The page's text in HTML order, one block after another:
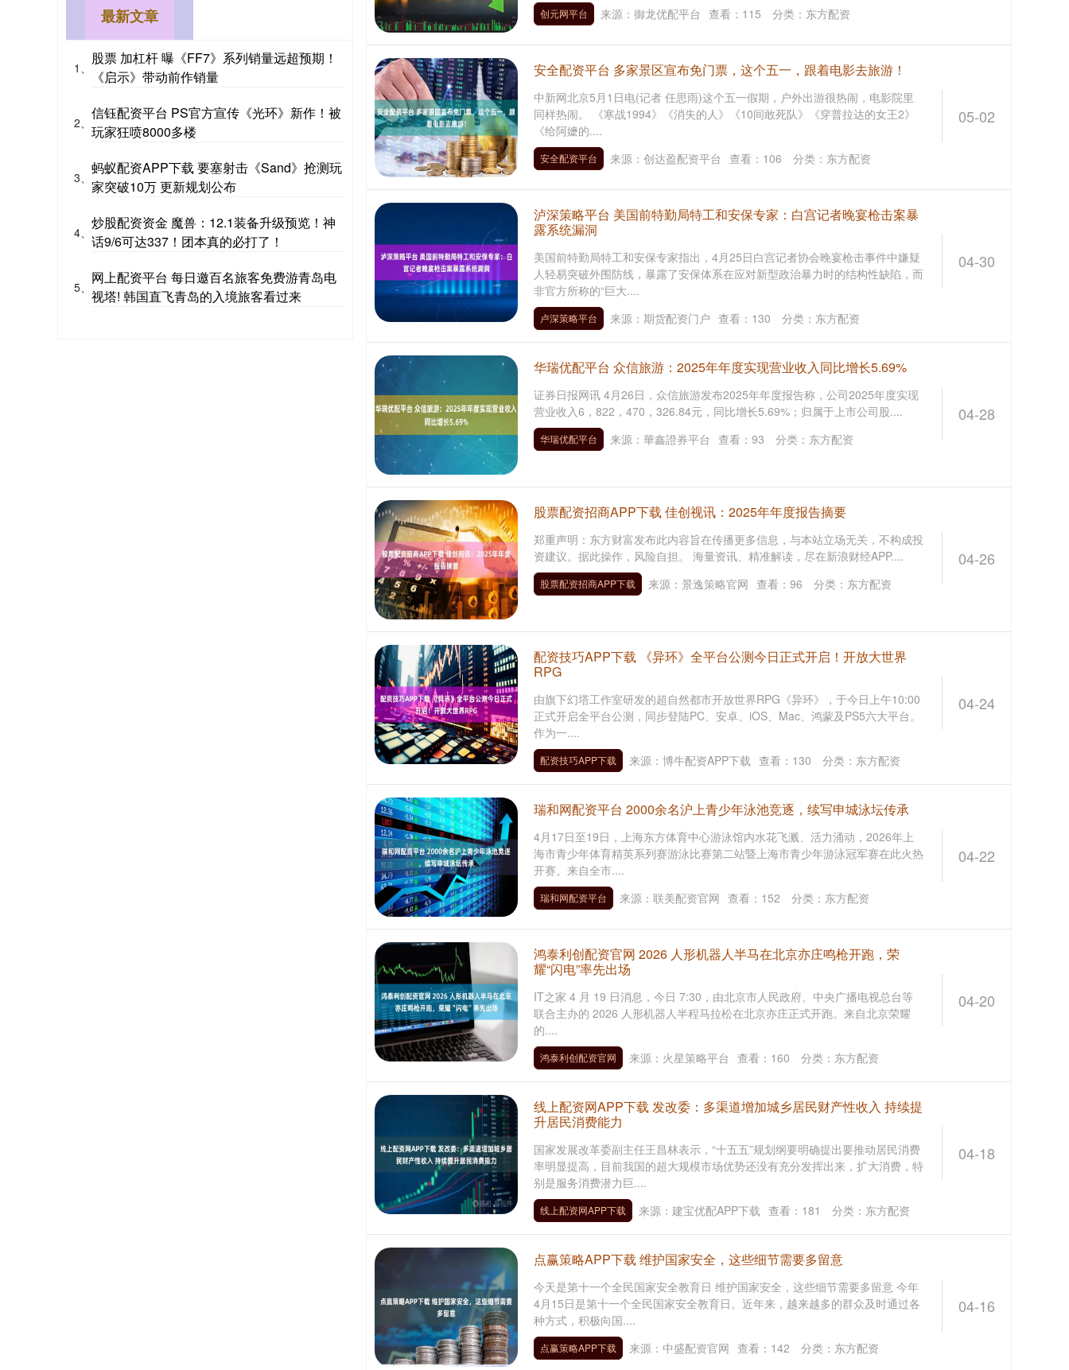
创元网平台 来源：御龙优配平台 查看： 115 分类： 东方配资
05-02
安全配资平台 多家景区宣布免门票，这个五一，跟着电影去旅游！
中新网北京5月1日电(记者 任思雨)这个五一假期，户外出游很热闹，电影院里
同样热闹。 《寒战1994》《消失的人》《10间敢死队》《穿普拉达的女王2》
《给阿嬷的....
安全配资平台 来源：创达盈配资平台 查看： 106 分类： 东方配资
04-30
泸深策略平台 美国前特勤局特工和安保专家：白宫记者晚宴枪击案暴
露系统漏洞
美国前特勤局特工和安保专家指出，4月25日白宫记者协会晚宴枪击事件中嫌疑
人轻易突破外围防线，暴露了安保体系在应对新型政治暴力时的结构性缺陷，而
非官方所称的“巨大....
卢深策略平台 来源：期货配资门户 查看： 130 分类： 东方配资
04-28
华瑞优配平台 众信旅游：2025年年度实现营业收入同比增长5.69%
证券日报网讯 4月26日，众信旅游发布2025年年度报告称，公司2025年度实现
营业收入6，822，470，326.84元，同比增长5.69%；归属于上市公司股....
华瑞优配平台 来源：華鑫證券平台 查看： 93 分类： 东方配资
04-26
股票配资招商APP下载 佳创视讯：2025年年度报告摘要
郑重声明：东方财富发布此内容旨在传播更多信息，与本站立场无关，不构成投
资建议。据此操作，风险自担。 海量资讯、精准解读，尽在新浪财经APP....
股票配资招商APP下载 来源：景逸策略官网 查看： 96 分类： 东方配资
04-24
配资技巧APP下载 《异环》全平台公测今日正式开启！开放大世界
RPG
由旗下幻塔工作室研发的超自然都市开放世界RPG《异环》，于今日上午10:00
正式开启全平台公测，同步登陆PC、安卓、iOS、Mac、鸿蒙及PS5六大平台。
作为一....
配资技巧APP下载 来源：博牛配资APP下载 查看： 130 分类： 东方配资
04-22
瑞和网配资平台 2000余名沪上青少年泳池竞逐，续写申城泳坛传承
4月17日至19日，上海东方体育中心游泳馆内水花飞溅、活力涌动，2026年上
海市青少年体育精英系列赛游泳比赛第二站暨上海市青少年游泳冠军赛在此火热
开赛。来自全市....
瑞和网配资平台 来源：联美配资官网 查看： 152 分类： 东方配资
04-20
鸿泰利创配资官网 2026 人形机器人半马在北京亦庄鸣枪开跑，荣
耀“闪电”率先出场
IT之家 4 月 19 日消息，今日 7:30，由北京市人民政府、中央广播电视总台等
联合主办的 2026 人形机器人半程马拉松在北京亦庄正式开跑。来自北京荣耀
的....
鸿泰利创配资官网 来源：火星策略平台 查看： 160 分类： 东方配资
04-18
线上配资网APP下载 发改委：多渠道增加城乡居民财产性收入 持续提
升居民消费能力
国家发展改革委副主任王昌林表示，“十五五”规划纲要明确提出要推动居民消费
率明显提高，目前我国的超大规模市场优势还没有充分发挥出来，扩大消费，特
别是服务消费潜力巨....
线上配资网APP下载 来源：建宝优配APP下载 查看： 181 分类： 东方配资
04-16
点赢策略APP下载 维护国家安全，这些细节需要多留意
今天是第十一个全民国家安全教育日 维护国家安全，这些细节需要多留意 今年
4月15日是第十一个全民国家安全教育日。近年来，越来越多的群众及时通过各
种方式，积极向国....
点赢策略APP下载 来源：中盛配资官网 查看： 142 分类： 东方配资
最新文章
1、
股票 加杠杆 曝《FF7》系列销量远超预期！
《启示》带动前作销量
2、
信钰配资平台 PS官方宣传《光环》新作！被
玩家狂喷8000多楼
3、
蚂蚁配资APP下载 要塞射击《Sand》抢测玩
家突破10万 更新规划公布
4、
炒股配资资金 魔兽：12.1装备升级预览！神
话9/6可达337！团本真的必打了！
5、
网上配资平台 每日邀百名旅客免费游青岛电
视塔! 韩国直飞青岛的入境旅客看过来